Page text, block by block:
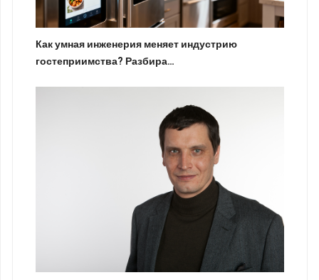
Как умная инженерия меняет индустрию
гостеприимства? Разбира…